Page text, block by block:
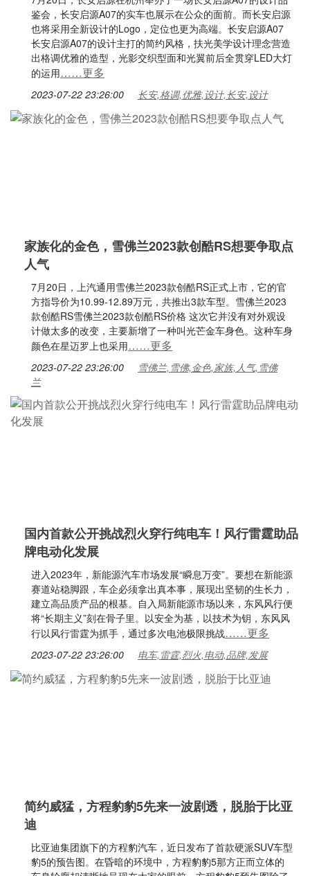
鉴会，长安启源A07的实车也展示在公众的面前。而长安启源
也将采用全新设计的Logo，定位也更为高端。长安启源A07
长安启源A07的设计主打的简约风格，扶光美学设计理念营造
出格调优雅的造型，光影交织型面和光翼前后全贯穿LED大灯
的运用……更多
2023-07-22 23:26:00 长安,格调,优雅,设计,长安,设计
家族化的金色，雪佛兰2023款创酷RS想要争取点
人气
7月20日，上汽通用雪佛兰2023款创酷RS正式上市，它的官
方指导价为10.99-12.89万元，共推出3款车型。雪佛兰2023
款创酷RS雪佛兰2023款创酷RS价格 这次它并没有对外观设
计做太多的改变，主要新增了一种叫光芒金车身色。这种车身
颜色在星迈罗上也采用……更多
2023-07-22 23:26:00
雪佛兰,雪佛,金色,家族,人气,雪佛
兰
国内首款公开挑战烈火穿行纯电车！风行雷霆助品
牌电动化发展
进入2023年，新能源汽车市场发展“瞬息万变”。要想在新能源
赛道站稳脚跟，车企必须拿出真本事，展现出坚韧的生长力，
建立高品质产品的根基。自入局新能源市场以来，东风风行便
将“长期主义”刻在骨子里。以安全为基，以技术为钥，东风风
行以风行雷霆为抓手，通过多次电池极限挑战……更多
2023-07-22 23:26:00 电车,雷霆,烈火,电动,品牌,发展
简约威猛，方程豹豹5先来一波剧透，脱胎于比亚
迪
比亚迪集团旗下的方程豹汽车，近日发布了首款硬派SUV车型
豹5的预告图。在昏暗的环境中，方程豹豹5那方正而立体的